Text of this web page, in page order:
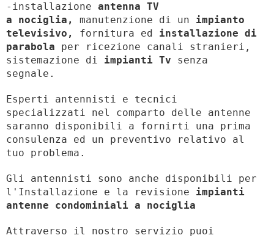
-installazione antenna TV
a nociglia, manutenzione di un impianto
televisivo, fornitura ed installazione di
parabola per ricezione canali stranieri,
sistemazione di impianti Tv senza
segnale.
Esperti antennisti e tecnici
specializzati nel comparto delle antenne
saranno disponibili a fornirti una prima
consulenza ed un preventivo relativo al
tuo problema.
Gli antennisti sono anche disponibili per
l'Installazione e la revisione impianti
antenne condominiali a nociglia
Attraverso il nostro servizio puoi